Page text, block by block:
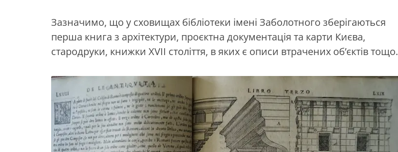
Зазначимо, що у сховищах бібліотеки імені Заболотного зберігаються
перша книга з архітектури, проєктна документація та карти Києва,
стародруки, книжки XVII століття, в яких є описи втрачених об’єктів тощо.